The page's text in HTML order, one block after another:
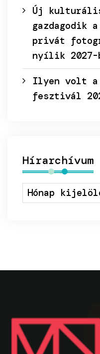
Új
gazdagodik
privát
nyílik 2027-
Ilyen volt
fesztivál
Hírarchívum